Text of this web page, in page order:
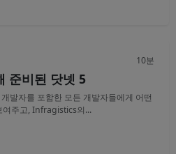
10분
준비된 닷넷 5
발자를 포함한 모든 개발자들에게 어떤
여주고, Infragistics의...